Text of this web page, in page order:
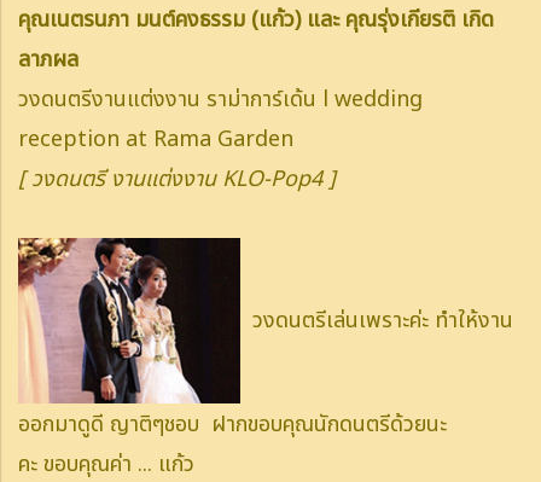
คุณเนตรนภา มนต์คงธรรม (แก้ว) และ คุณรุ่งเกียรติ เกิด
ลาภผล
วงดนตรีงานแต่งงาน ราม่าการ์เด้น l wedding
reception at Rama Garden
[ วงดนตรี งานแต่งงาน KLO-Pop4 ]
วงดนตรีเล่นเพราะค่ะ ทำให้งาน
ออกมาดูดี ญาติๆชอบ ฝากขอบคุณนักดนตรีด้วยนะ
คะขอบคุณค่า ... แก้ว